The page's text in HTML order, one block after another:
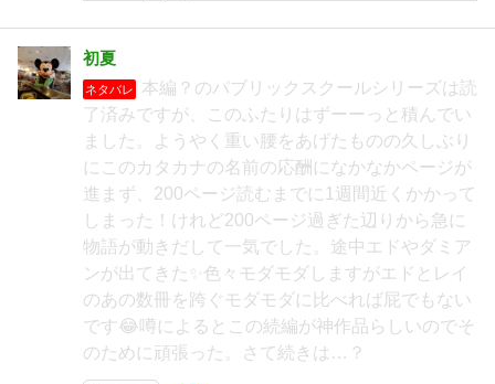
初夏
ネタバレ
本編？のパブリックスクールシリーズは読
了済みですが、このふたりはずーーっと積んでい
ました。ようやく重い腰をあげたものの久しぶり
にこのカタカナの名前の応酬になかなかページが
進まず、200ページ読むまでに1週間近くかかって
しまった！けれど200ページ過ぎた辺りから急に
物語が動きだして一気でした。途中エドやダミア
ンが出てきた✨色々モダモダしますがエドとレイ
のあの数冊を跨ぐモダモダに比べれば屁でもない
です😂噂によるとこの続編が神作品らしいのでそ
のために頑張った。さて続きは…？